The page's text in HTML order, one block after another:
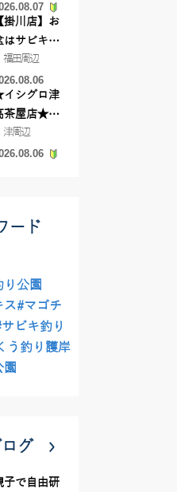
掛川店】お
はサビキ釣
いきません
?
福田周辺
シグロ津
茶屋店★津
郊ハゼ釣れ
ます！
津周辺
ード
公園
ス#マゴチ
ビキ釣り
う釣り護岸
園
グ
子で自由研